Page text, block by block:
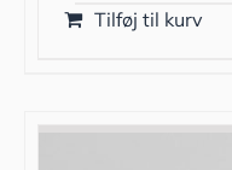
Tilføj til kurv